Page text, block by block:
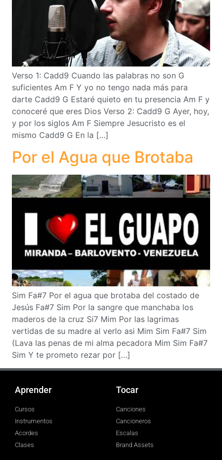
Verso 1: Cadd9 Cuando las palabras no son G
suficientes Am F Y yo no tengo nada más para
darte Cadd9 G Estaré quieto en tu presencia Am F y
conoceré que eres Dios Verso 2: Cadd9 G Ayer, hoy,
y por los siglos Am F Siempre Jesucristo es el
mismo Cadd9 G En la […]
Por el Agua que Brotaba
Sim Fa#7 Por el agua que brotaba del costado de
Jesús Fa#7 Sim Por la sangre que manchaba los
maderos de la cruz Si7 Mim Por las lagrimas
vertidas de su madre al verlo asi Mim Sim Fa#7 Sim
(Lava las penas de mi alma pecadora Mim Sim Fa#7
Sim Y te prometo rezar por […]
Aprender
Cursos
Instrumentos
Acordes
Clases
Tocar
Canciones
Cancioneros
Escalas
Brand Assets